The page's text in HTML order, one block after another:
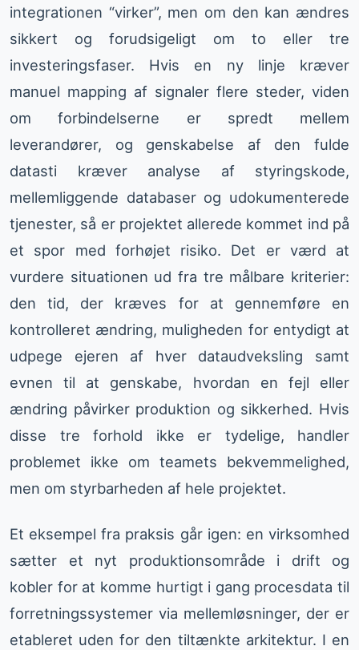
integrationen “virker”, men om den kan ændres
sikkert og forudsigeligt om to eller tre
investeringsfaser. Hvis en ny linje kræver
manuel mapping af signaler flere steder, viden
om forbindelserne er spredt mellem
leverandører, og genskabelse af den fulde
datasti kræver analyse af styringskode,
mellemliggende databaser og udokumenterede
tjenester, så er projektet allerede kommet ind på
et spor med forhøjet risiko. Det er værd at
vurdere situationen ud fra tre målbare kriterier:
den tid, der kræves for at gennemføre en
kontrolleret ændring, muligheden for entydigt at
udpege ejeren af hver dataudveksling samt
evnen til at genskabe, hvordan en fejl eller
ændring påvirker produktion og sikkerhed. Hvis
disse tre forhold ikke er tydelige, handler
problemet ikke om teamets bekvemmelighed,
men om styrbarheden af hele projektet.
Et eksempel fra praksis går igen: en virksomhed
sætter et nyt produktionsområde i drift og
kobler for at komme hurtigt i gang procesdata til
forretningssystemer via mellemløsninger, der er
etableret uden for den tiltænkte arkitektur. I en